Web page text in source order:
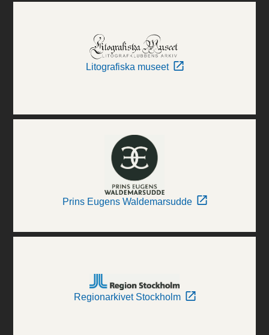
Litografiska museet
Prins Eugens Waldemarsudde
Regionarkivet Stockholm